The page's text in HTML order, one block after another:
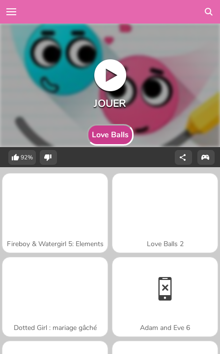
Love Balls
92%
Fireboy & Watergirl 5: Elements Love Balls 2
Dotted Girl : mariage gâché Adam and Eve 6